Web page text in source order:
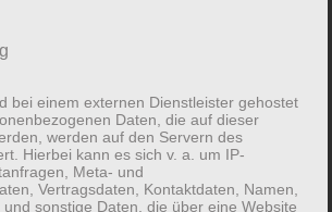
bei einem externen Dienstleister gehostet
Daten, die auf dieser
werden auf den Servern des
Hierbei kann es sich v. a. um IP-
Meta- und
Vertragsdaten, Kontaktdaten, Namen,
sonstige Daten, die über eine Website